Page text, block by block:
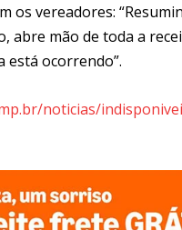
os vereadores:
abre mão de toda a
está ocorrendo”.
noticias/